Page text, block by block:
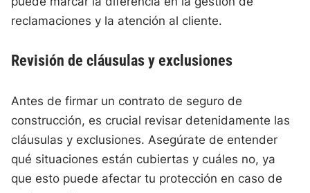
reclamaciones y la atención al cliente.
Revisión de cláusulas y exclusiones
Antes de firmar un contrato de seguro de
construcción, es crucial revisar detenidamente las
cláusulas y exclusiones. Asegúrate de entender
qué situaciones están cubiertas y cuáles no, ya
que esto puede afectar tu protección en caso de